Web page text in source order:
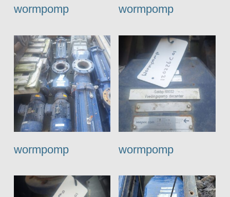
wormpomp wormpomp
wormpomp wormpomp